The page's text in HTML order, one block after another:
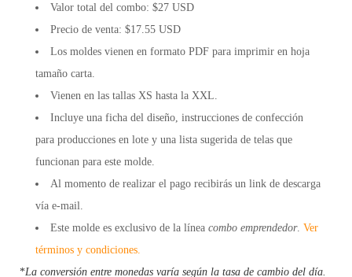
Valor total del combo: $27 USD
Precio de venta: $17.55 USD
Los moldes vienen en formato PDF para imprimir en hoja
tamaño carta.
Vienen en las tallas XS hasta la XXL.
Incluye una ficha del diseño, instrucciones de confección
para producciones en lote y una lista sugerida de telas que
funcionan para este molde.
Al momento de realizar el pago recibirás un link de descarga
vía e-mail.
Este molde es exclusivo de la línea combo emprendedor. Ver
términos y condiciones.
*La conversión entre monedas varía según la tasa de cambio del día.